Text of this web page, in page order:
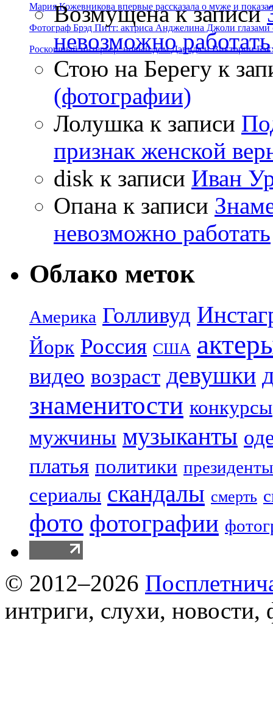
Мария Кожевникова впервые рассказала о муже и
Фотограф Брэд Питт: актриса Анджелина Джоли глазами
Роскошный интерьер: новый дом Дэвида и Виктории
Возмущенак записи
невозможно работать
Стою на Берегу к
(фотографии)
Лолушка к записи
признак женской
disk к записи Иван
Опана к записи
невозможно работать
Облако меток
Америка Голливуд
Йорк Россия США
видео возраст девушки
знаменитости конкурсы
мужчины музыканты
платья политики президенты
сериалы скандалы смерть
фото фотографии
© 2012–2026
интриги, слухи, новости,